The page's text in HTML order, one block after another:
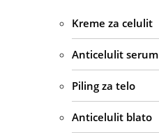
Kreme za celulit
Anticelulit serum
Piling za telo
Anticelulit blato